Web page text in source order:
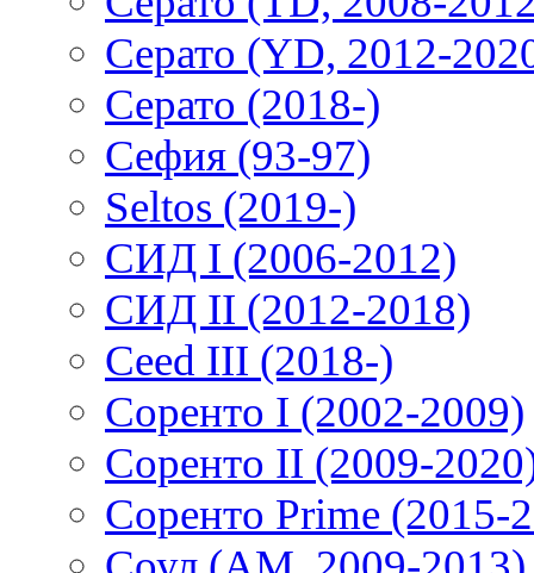
Серато (YD, 2012-
Серато (2018-)
Сефия (93-97)
Seltos (2019-)
СИД I (2006-2012)
СИД II (2012-2018)
Ceed III (2018-)
Соренто I (2002-2009)
Соренто II (2009-
Соренто Prime (2015-